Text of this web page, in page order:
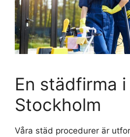
En städfirma i
Stockholm
Våra städ procedurer är